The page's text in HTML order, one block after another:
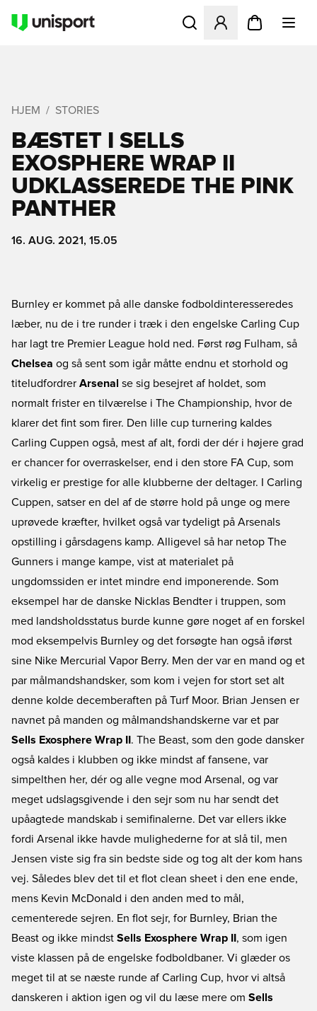
Åbner en Modal til at
HJEM STORIES
BÆSTET I SELLS
EXOSPHERE WRAP II
UDKLASSEREDE THE PINK
PANTHER
16. AUG. 2021, 15.05
Burnley er kommet på alle danske fodboldinteresseredes
læber, nu de i tre runder i træk i den engelske Carling Cup
har lagt tre Premier League hold ned. Først røg Fulham, så
Chelsea og så sent som igår måtte endnu et storhold og
titeludfordrer Arsenal se sig besejret af holdet, som
normalt frister en tilværelse i The Championship, hvor de
klarer det fint som firer. Den lille cup turnering kaldes
Carling Cuppen også, mest af alt, fordi der dér i højere grad
er chancer for overraskelser, end i den store FA Cup, som
virkelig er prestige for alle klubberne der deltager. I Carling
Cuppen, satser en del af de større hold på unge og mere
uprøvede kræfter, hvilket også var tydeligt på Arsenals
opstilling i gårsdagens kamp. Alligevel så har netop The
Gunners i mange kampe, vist at materialet på
ungdomssiden er intet mindre end imponerende. Som
eksempel har de danske Nicklas Bendter i truppen, som
med landsholdsstatus burde kunne gøre noget af en forskel
mod eksempelvis Burnley og det forsøgte han også iførst
sine Nike Mercurial Vapor Berry. Men der var en mand og et
par målmandshandsker, som kom i vejen for stort set alt
denne kolde decemberaften på Turf Moor. Brian Jensen er
navnet på manden og målmandshandskerne var et par
Sells Exosphere Wrap II . The Beast, som den gode dansker
også kaldes i klubben og ikke mindst af fansene, var
simpelthen her, dér og alle vegne mod Arsenal, og var
meget udslagsgivende i den sejr som nu har sendt det
upåagtede mandskab i semifinalerne. Det var ellers ikke
fordi Arsenal ikke havde mulighederne for at slå til, men
Jensen viste sig fra sin bedste side og tog alt der kom hans
vej. Således blev det til et flot clean sheet i den ene ende,
mens Kevin McDonald i den anden med to mål,
cementerede sejren. En flot sejr, for Burnley, Brian the
Beast og ikke mindst Sells Exosphere Wrap II , som igen
viste klassen på de engelske fodboldbaner. Vi glæder os
meget til at se næste runde af Carling Cup, hvor vi altså
danskeren i aktion igen og vil du læse mere om Sells